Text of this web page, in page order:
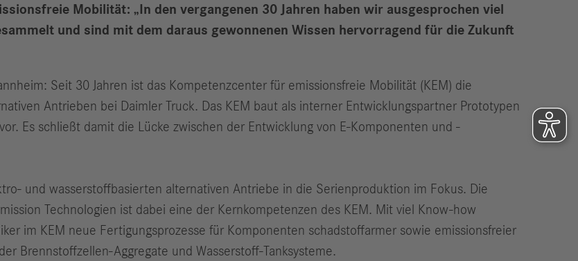
Mobilität: „In den vergangenen 30 Jahren haben wir ausgesprochen viel
und sind mit dem daraus gewonnenen Wissen hervorragend für die Zukunft
Seit 30 Jahren ist das Kompetenzcenter für emissionsfreie Mobilität (KEM) die
Antrieben bei Daimler Truck. Das KEM baut als interner Entwicklungspartner Prototypen
Es schließt damit die Lücke zwischen der Entwicklung von E-Komponenten und -
und wasserstoffbasierten alternativen Antriebe in die Serienproduktion im Fokus. Die
Technologien ist dabei eine der Kernkompetenzen des KEM. Mit viel Know-how
im KEM neue Fertigungsprozesse für Komponenten schadstoffarmer sowie emissionsfreier
Brennstoffzellen-Aggregate und Wasserstoff-Tanksysteme.